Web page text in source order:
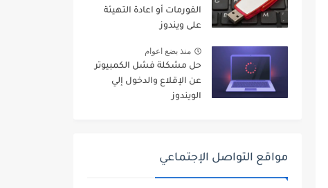
الفورمات أو اعادة التهيئة
على ويندوز
منذ بضع اعوام
حل مشكلة فشل الكمبيوتر
عن الإقلاع والدخول إلي
الويندوز
مواقع التواصل الإجتماعي